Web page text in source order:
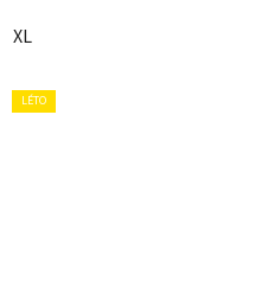
XL
LÉTO